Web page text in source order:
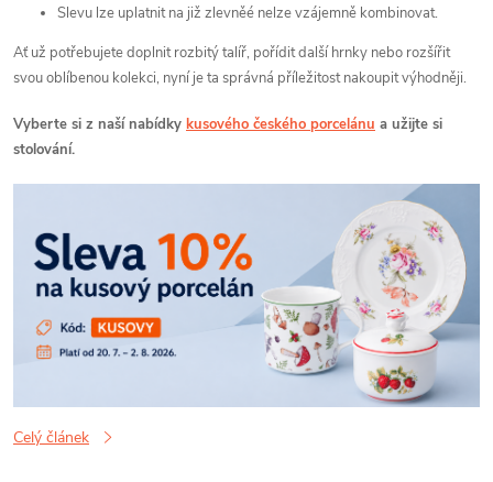
Slevu lze uplatnit na již zlevněé nelze vzájemně kombinovat.
Ať už potřebujete doplnit rozbitý talíř, pořídit další hrnky nebo rozšířit
svou oblíbenou kolekci, nyní je ta správná příležitost nakoupit výhodněji.
Vyberte si z naší nabídky kusového českého porcelánu a užijte si
stolování.
Celý článek